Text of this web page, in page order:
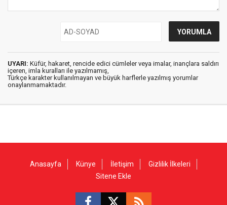
UYARI: Küfür, hakaret, rencide edici cümleler veya imalar, inançlara saldırı
içeren, imla kuralları ile yazılmamış,
Türkçe karakter kullanılmayan ve büyük harflerle yazılmış yorumlar
onaylanmamaktadır.
Anasayfa Künye İletişim
Gizlilik İlkeleri
Sitene Ekle